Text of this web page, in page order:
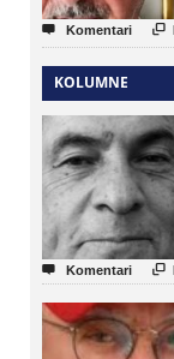
 Komentari 
KOLUMNE
 Komentari 